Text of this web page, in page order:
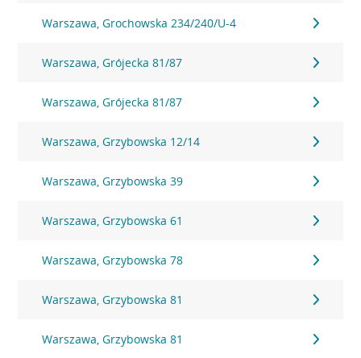
Warszawa, Grochowska 234/240/U-4
Warszawa, Grójecka 81/87
Warszawa, Grójecka 81/87
Warszawa, Grzybowska 12/14
Warszawa, Grzybowska 39
Warszawa, Grzybowska 61
Warszawa, Grzybowska 78
Warszawa, Grzybowska 81
Warszawa, Grzybowska 81